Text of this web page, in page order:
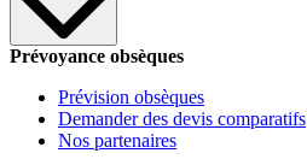
Prévoyance obsèques
Prévision obsèques
Demander des devis comparatifs
Nos partenaires